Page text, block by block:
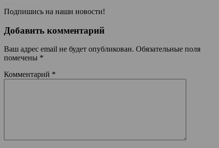
Подпишись на наши новости!
Добавить комментарий
Ваш адрес email не будет опубликован. Обязательные поля
помечены *
Комментарий *